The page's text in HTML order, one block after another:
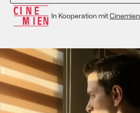
In Kooperation mitCinemien